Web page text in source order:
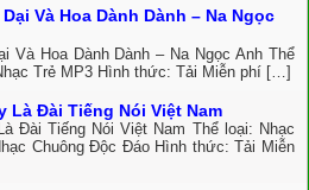
Và Hoa Dành Dành – Na Ngọc
Và Hoa Dành Dành – Na Ngọc Anh Thể
Trẻ MP3 Hình thức: Tải Miễn phí […]
Là Đài Tiếng Nói Việt Nam
Đài Tiếng Nói Việt Nam Thể loại: Nhạc
Chuông Độc Đáo Hình thức: Tải Miễn